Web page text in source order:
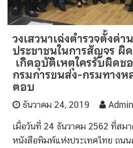
วงเสวนาเฉ่งตำรวจตั้งด่
ประชาชนในการสัญจร ผิ
เกิดอุบัติเหตุใครรับผิด
กรมการขนส่ง-กรมทางห
ตอบ
ธันวาคม 24, 2019 Admin
เมื่อวันที่ 24 ธันวาคม 2562 ที่สม
หนังสือพิมพ์แห่งประเทศไทย ถน